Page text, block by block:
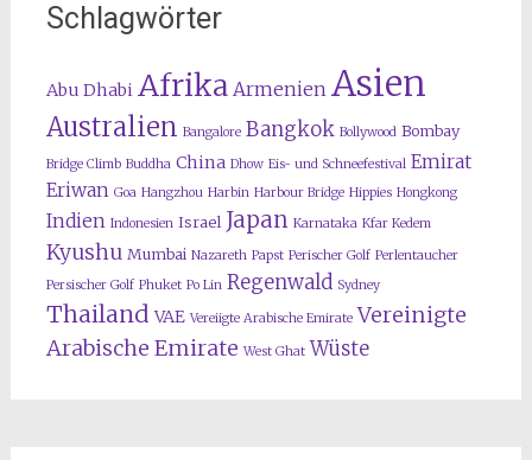
Schlagwörter
Abu Dhabi Afrika Armenien Asien
Australien Bangalore Bangkok Bollywood Bombay
Bridge Climb Buddha China Dhow Eis- und Schneefestival Emirat
Eriwan Goa Hangzhou Harbin Harbour Bridge Hippies Hongkong
Indien Indonesien Israel Japan Karnataka Kfar Kedem
Kyushu Mumbai Nazareth Papst Perischer Golf Perlentaucher
Persischer Golf Phuket Po Lin Regenwald Sydney
Thailand VAE Vereiigte Arabische Emirate Vereinigte
Arabische Emirate West Ghat Wüste